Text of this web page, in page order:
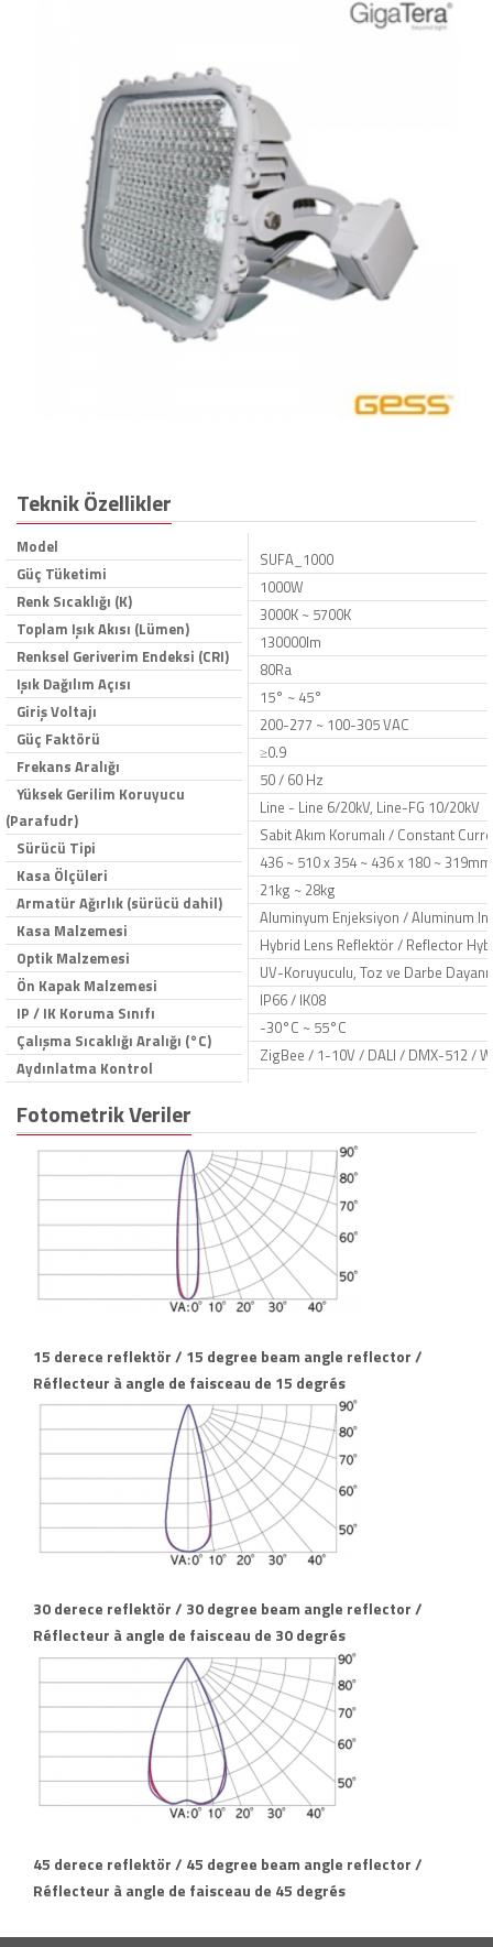
Teknik Özellikler
Model
Güç Tüketimi
Renk Sıcaklığı (K)
Toplam Işık Akısı (Lümen)
Renksel Geriverim Endeksi (CRI)
Işık Dağılım Açısı
Giriş Voltajı
Güç Faktörü
Frekans Aralığı
Yüksek Gerilim Koruyucu
(Parafudr)
Sürücü Tipi
Kasa Ölçüleri
Armatür Ağırlık (sürücü dahil)
Kasa Malzemesi
Optik Malzemesi
Ön Kapak Malzemesi
IP / IK Koruma Sınıfı
Çalışma Sıcaklığı Aralığı (°C)
Aydınlatma Kontrol
SUFA_1000
1000W
3000K ~ 5700K
130000lm
80Ra
15° ~ 45°
200-277 ~ 100-305 VAC
≥0.9
50 / 60 Hz
Line - Line 6/20kV, Line-FG 10/20kV
Sabit Akım Korumalı / Constant
436 ~ 510 x 354 ~ 436 x 180 ~ 319mm
21kg ~ 28kg
Aluminyum Enjeksiyon / Aluminum
Hybrid Lens Reflektör / Reflector
UV-Koruyuculu, Toz ve Darbe
IP66 / IK08
-30°C ~ 55°C
ZigBee / 1-10V / DALI / DMX-512 /
Fotometrik Veriler
15 derece reflektör / 15 degree beam angle reflector /
Réflecteur à angle de faisceau de 15 degrés
30 derece reflektör / 30 degree beam angle reflector /
Réflecteur à angle de faisceau de 30 degrés
45 derece reflektör / 45 degree beam angle reflector /
Réflecteur à angle de faisceau de 45 degrés